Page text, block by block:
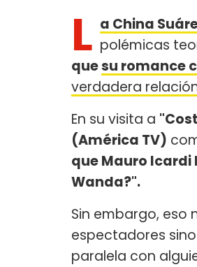
L a China
polémicas
quesu romance
verdadera
En su visita a
(América TV)
que Mauro Icardi
Wanda?".
Sin embargo, eso
espectadores
paralela con